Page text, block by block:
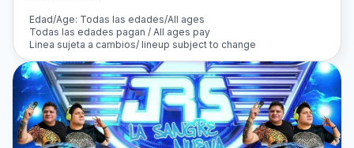
Edad/Age: Todas las edades/All ages
Todas las edades pagan / All ages pay
Linea sujeta a cambios/ lineup subject to change